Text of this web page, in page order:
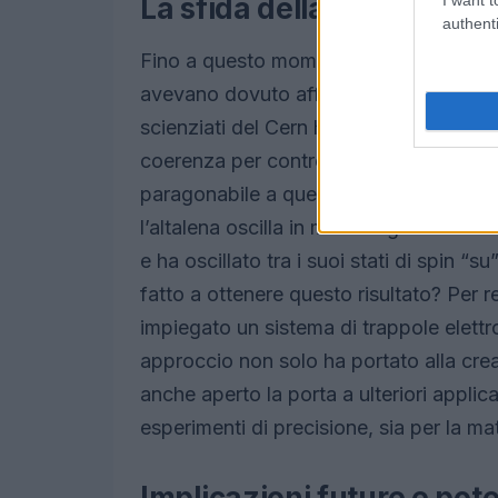
La sfida della coerenza
Fino a questo momento, i tentativi di
avevano dovuto affrontare numerose
scienziati del Cern hanno sottolineato
coerenza per controllare l’evoluzione
paragonabile a quella di spingere un
l’altalena oscilla in modo regolare.
e ha oscillato tra i suoi stati di spin
fatto a ottenere questo risultato? Per
impiegato un sistema di trappole
approccio non solo ha portato alla
anche aperto la porta a ulteriori
esperimenti di precisione, sia per la